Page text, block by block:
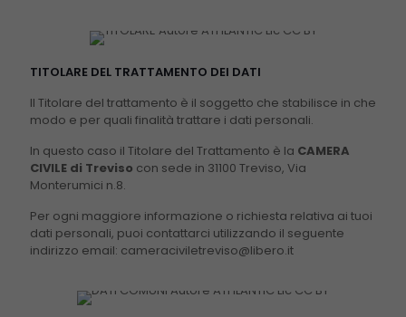
TITOLARE DEL TRATTAMENTO DEI DATI
Il Titolare del trattamento è il soggetto che stabilisce in che
modo e per quali finalità trattare i dati personali.
In questo caso il Titolare del Trattamento è la CAMERA
CIVILE di Treviso con sede in 31100 Treviso, Via
Monterumici n.8.
Per ogni maggiore informazione o richiesta relativa ai tuoi
dati personali, puoi contattarci utilizzando il seguente
indirizzo email: cameraciviletreviso@libero.it